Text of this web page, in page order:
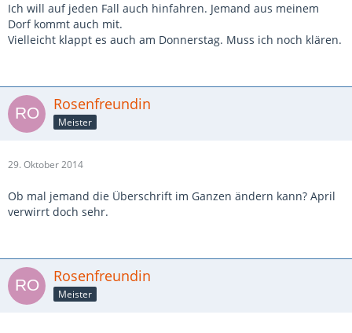
Ich will auf jeden Fall auch hinfahren. Jemand aus meinem
Dorf kommt auch mit.
Vielleicht klappt es auch am Donnerstag. Muss ich noch klären.
Rosenfreundin
Meister
29. Oktober 2014
Ob mal jemand die Überschrift im Ganzen ändern kann? April
verwirrt doch sehr.
Rosenfreundin
Meister